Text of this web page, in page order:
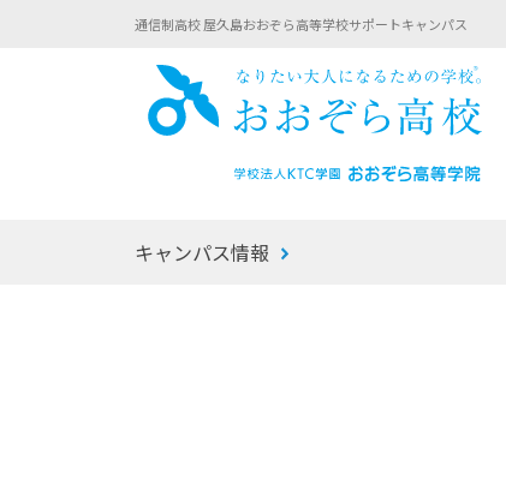
通信制高校 屋久島おおぞら高等学校サポートキャンパス
キャンパス情報